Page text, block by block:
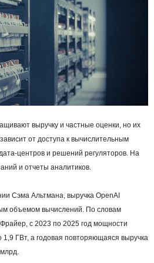
выручку и частные оценки, но их
от доступа к вычислительным
центров и решений регуляторов. На
и отчеты аналитиков.
Сэма Альтмана, выручка OpenAI
объемом вычислений. По словам
с 2023 по 2025 год мощности
ГВт, а годовая повторяющаяся выручка